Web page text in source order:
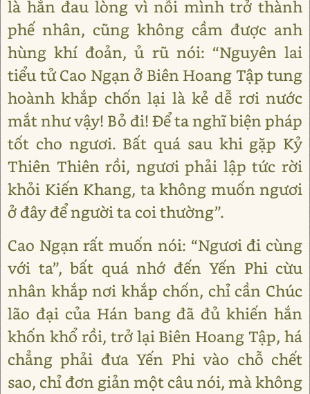
là hắn đau lòng vì nỗi mình trở thành
phế nhân, cũng không cầm được anh
hùng khí đoản, ủ rũ nói: “Nguyên lai
tiểu tử Cao Ngạn ở Biên Hoang Tập tung
hoành khắp chốn lại là kẻ dễ rơi nước
mắt như vậy! Bỏ đi! Để ta nghĩ biện pháp
tốt cho ngươi. Bất quá sau khi gặp Kỷ
Thiên Thiên rồi, ngươi phải lập tức rời
khỏi Kiến Khang, ta không muốn ngươi
ở đây để người ta coi thường”.
Cao Ngạn rất muốn nói: “Ngươi đi cùng
với ta”, bất quá nhớ đến Yến Phi cừu
nhân khắp nơi khắp chốn, chỉ cần Chúc
lão đại của Hán bang đã đủ khiến hắn
khốn khổ rồi, trở lại Biên Hoang Tập, há
chẳng phải đưa Yến Phi vào chỗ chết
sao, chỉ đơn giản một câu nói, mà không